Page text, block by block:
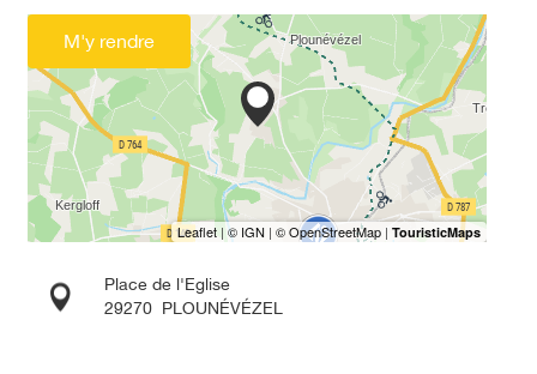
M'y rendre
Place de l'Eglise
29270 PLOUNÉVÉZEL